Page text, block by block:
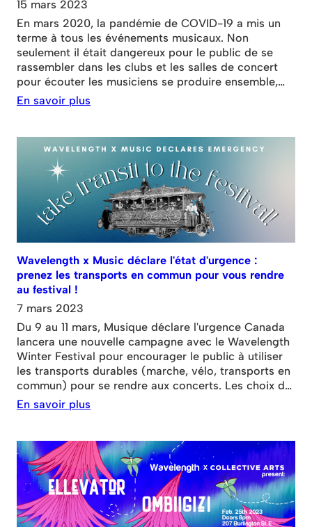
15 mars 2023
En mars 2020, la pandémie de COVID-19 a mis un
terme à tous les événements musicaux. Non
seulement il était dangereux pour le public de se
rassembler dans les clubs et les salles de concert
pour écouter les musiciens se produire ensemble,
mais les restrictions de confinement ont même
empêché les musiciens de se réunir dans la même
comme une famille, se sont soudainement retrouvés
dans l'impossibilité de se réunir et de jouer
ensemble.
En savoir plus
Wavelength x Music déclare l'état d'urgence :
prenez les transports en commun pour vous rendre
au festival !
7 mars 2023
Du 9 au 11 mars, Musique déclare l'urgence Canada
lancera une nouvelle campagne avec le Wavelength
Winter Festival pour encourager le public à utiliser
les transports durables (marche, vélo, transports en
commun) pour se rendre aux concerts. Les choix de
transport du public sont importants, et les
déplacements du public constituent la plus grande
Chaque soir du festival (y compris en mars)
En savoir plus